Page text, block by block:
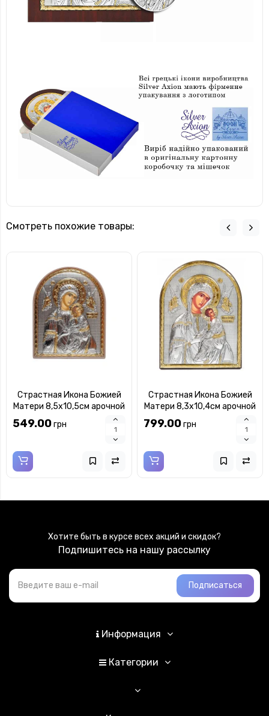
Смотреть похожие товары:
Страстная Икона Божией
Матери 8,5х10,5см арочной
формы на пластиковом
киоте
549.00грн
Страстная Икона Божией
Матери 8,3х10,4см арочной
формы без рамки на дереве
799.00грн
Хотите быть в курсе всех акций и скидок?
Подпишитесь на нашу рассылку
Подписаться
Информация
Категории